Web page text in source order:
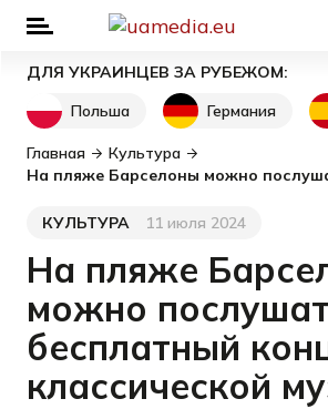
ДЛЯ УКРАИНЦЕВ ЗА РУБЕЖОМ:
Польша
Германия
Главная
Культура
Категория
КУЛЬТУРА
Дата публикации
11 июля 2024
На пляже
можно
бесплатный
классической